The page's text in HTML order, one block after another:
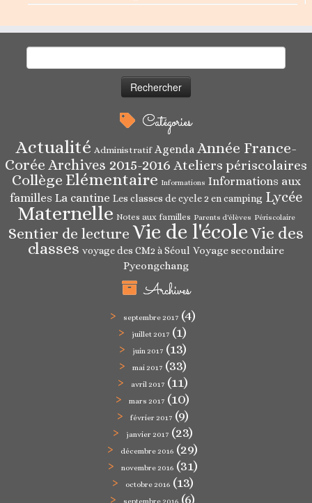
Catégories
Actualité Administratif Agenda Année France-
Corée Archives 2015-2016 Ateliers périscolaires
Collège Elémentaire Informations Informations aux
familles La cantine Les classes de cycle 2 en camping Lycée
Maternelle Notes aux familles Parents d'élèves Périscolaire
Sentier de lecture Vie de l'écoleVie des
classes voyage des CM2 à Séoul Voyage secondaire
Pyeongchang
Archives
septembre 2017(4)
juillet 2017 (1)
juin 2017(13)
mai 2017(33)
avril 2017(11)
mars 2017 (10)
février 2017(9)
janvier 2017(23)
décembre 2016 (29)
novembre 2016(31)
octobre 2016(13)
(6)